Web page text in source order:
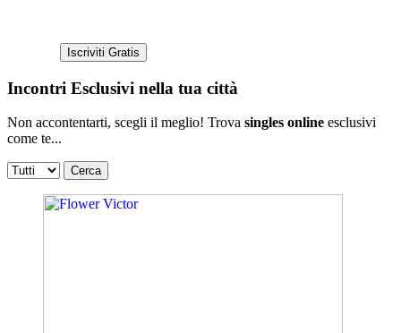
Incontri Esclusivi nella tua città
Non accontentarti, scegli il meglio! Trova singles online esclusivi
come te...
Cerca